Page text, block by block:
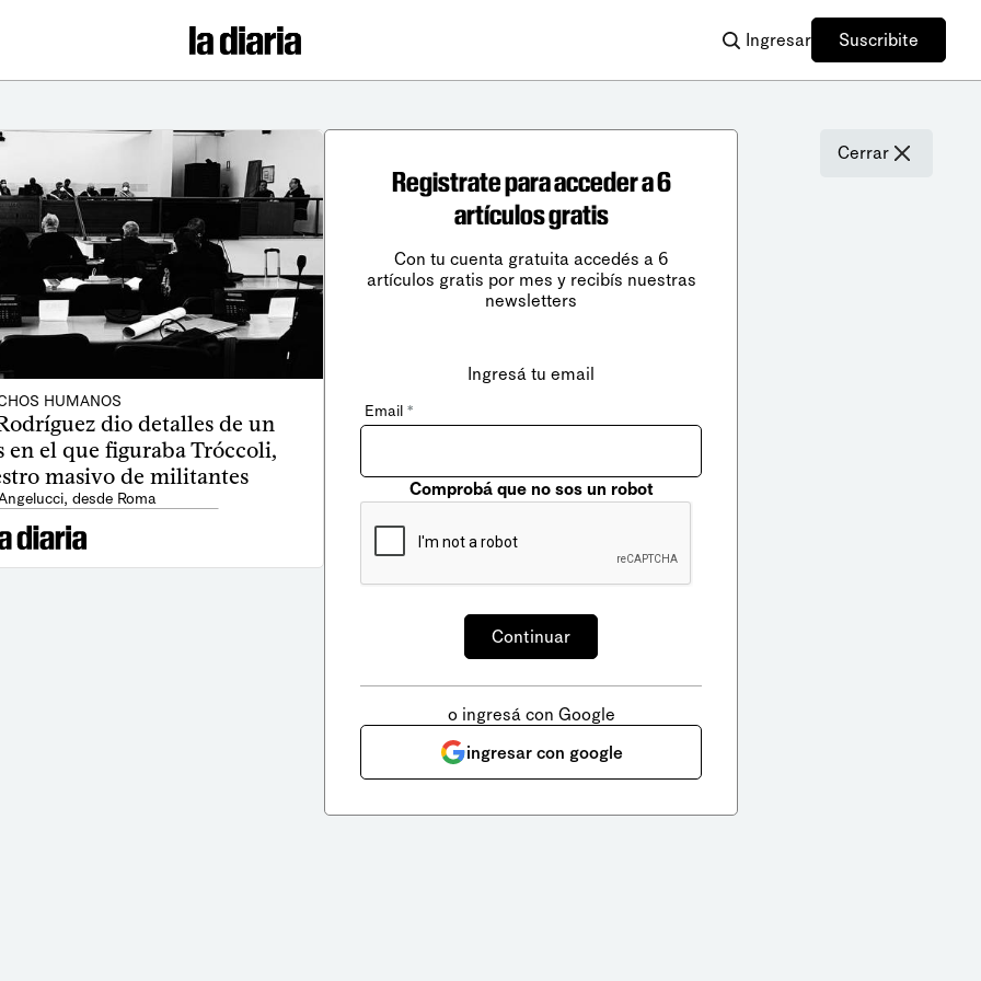
Ingresar Suscribite
HUMANOS
dio detalles de un
en el que figuraba Tróccoli,
masivo de militantes
desde Roma
Cerrar
Registrate para acceder a 6
artículos gratis
Con tu cuenta gratuita accedés a 6
artículos gratis por mes y recibís nuestras
newsletters
Ingresá tu email
Email *
Comprobá que no sos un robot
o ingresá con Google
ingresar con google